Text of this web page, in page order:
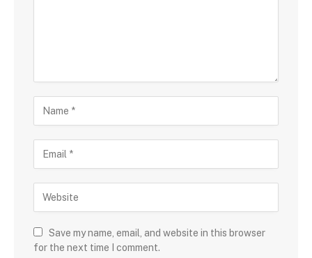
Save my name, email, and website in this browser
for the next time I comment.